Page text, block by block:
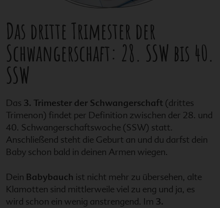
Das dritte Trimester der
Schwangerschaft: 28. SSW bis 40.
SSW
Das 3. Trimester der Schwangerschaft (drittes
Trimenon) findet per Definition zwischen der 28. und
40. Schwangerschaftswoche (SSW) statt.
Anschließend steht die Geburt an und du darfst dein
Baby schon bald in deinen Armen wiegen.
Dein Babybauch ist nicht mehr zu übersehen, alte
Klamotten sind mittlerweile viel zu eng und ja, es
wird schon ein wenig anstrengend. Im 3.